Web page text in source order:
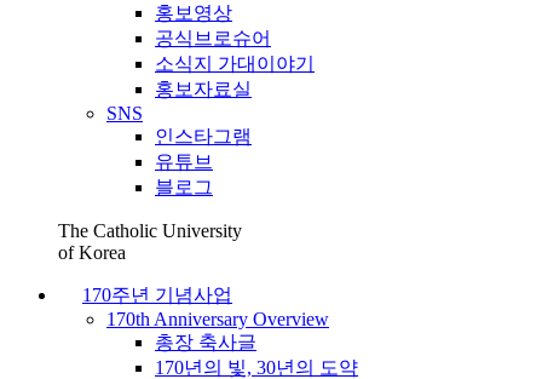
홍보영상
공식브로슈어
소식지 가대이야기
홍보자료실
SNS
인스타그램
유튜브
블로그
The Catholic University
of Korea
170주년 기념사업
170th Anniversary Overview
총장 축사글
170년의 빛, 30년의 도약